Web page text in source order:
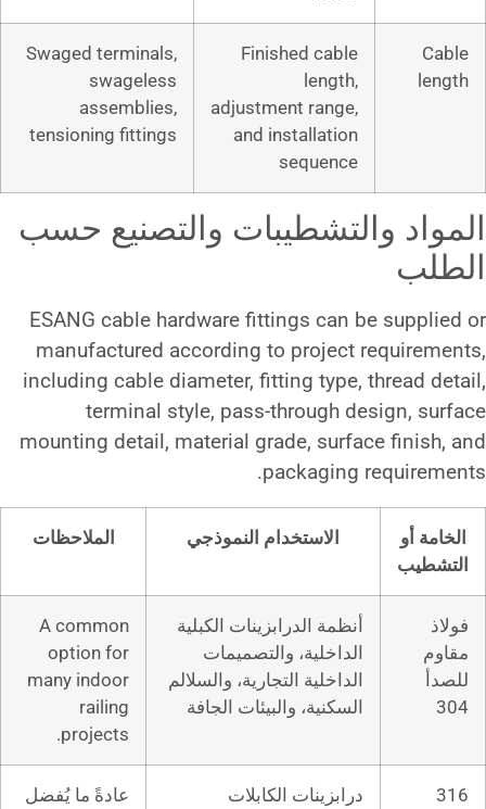
Swaged terminals,
swageless
assemblies,
tensioning fittings
والتصنيع حسب
ESANG cable hardware
manufactured according to
including cable diameter,
terminal style, pass-
mounting detail, material
النموذجي الملاحظات
الكبلية
والتصميمات
التجارية، والسلالم
والبيئات الجافة
A common
option for
many indoor
railing
الكابلات
عادةً ما يُفضل